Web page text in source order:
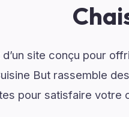
site conçu pour
But rassemble
pour satisfaire votre